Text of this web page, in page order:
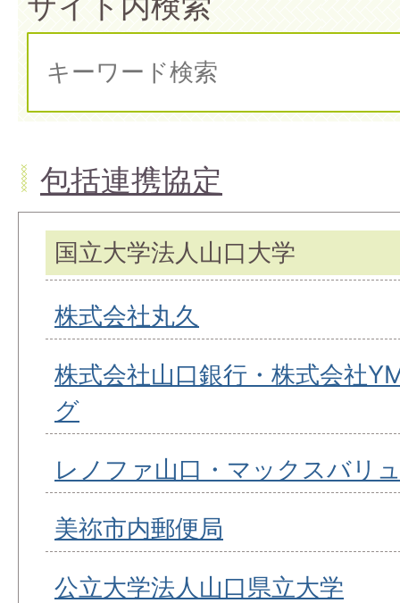
包括連携協定
国立大学法人山口大学
株式会社丸久
株式会社山口銀行・株式会社
グ
レノファ山口・マックスバリ
美祢市内郵便局
公立大学法人山口県立大学